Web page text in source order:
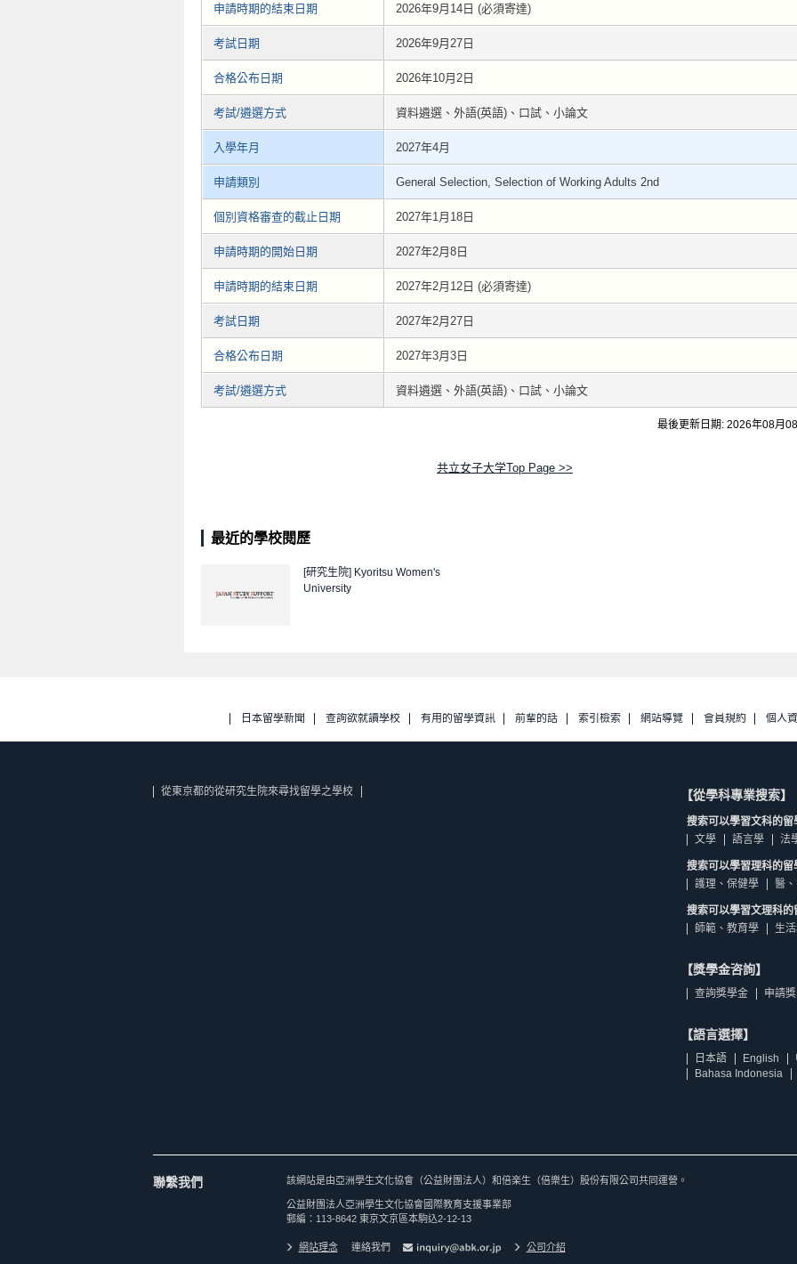
申請時期的結束日期 2026年9月14日 (必須寄達)
考試日期 2026年9月27日
合格公布日期 2026年10月2日
考試/遴選方式 資料遴選、外語(英語)、口試、小論文
入學年月 2027年4月
申請類別 General Selection, Selection of Working Adults 2nd
個別資格審查的截止日期 2027年1月18日
申請時期的開始日期 2027年2月8日
申請時期的結束日期 2027年2月12日 (必須寄達)
考試日期 2027年2月27日
合格公布日期 2027年3月3日
考試/遴選方式 資料遴選、外語(英語)、口試、小論文
最後更新日期: 2026年08月
共立女子大学Top Page >>
最近的學校閱歷
[研究生院] Kyoritsu Women's
University
日本留學新聞 查詢欲就讀學校 有用的留學資訊 前輩的話 索引檢索 網站導覽 會員規約 個人
從東京都的從研究生院來尋找留學之學校 【從學科專業搜索】
搜索可以學習文科的留
文學
語言學 法
搜索可以學習理科的留
護理、保健學
醫
搜索可以學習文理科的
師範、教育學
生
【獎學金咨詢】
查詢獎學金 申請
【語言選擇】
日本語 English
Bahasa Indonesia
聯繫我們 該網站是由亞洲學生文化協會（公益財團法人）和倍楽生（倍樂生）股份有限公司共同運營。
公益財團法人亞洲學生文化協會國際教育支援事業部
郵編：113-8642 東京文京區本駒込2-12-13
網站理念 連絡我們 公司介紹